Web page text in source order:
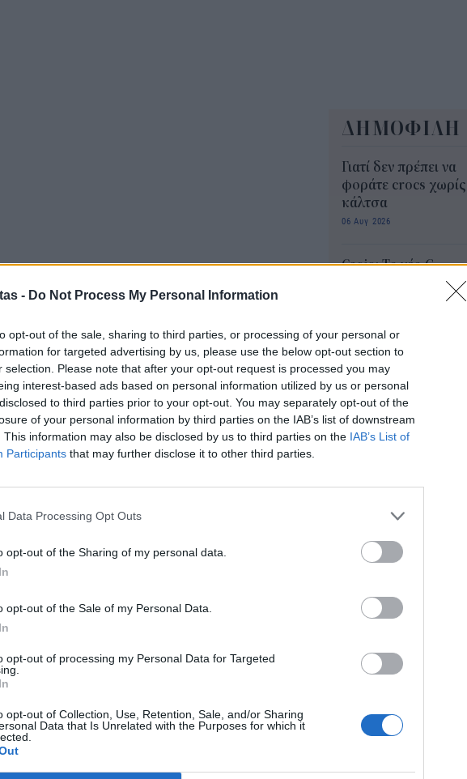
- Do Not Process My Personal Information
opt-out of the sale, sharing to third parties, or processing of your personal or
for targeted advertising by us, please use the below opt-out section to
selection. Please note that after your opt-out request is processed you may
interest-based ads based on personal information utilized by us or personal
to third parties prior to your opt-out. You may separately opt-out of the
of your personal information by third parties on the IAB’s list of downstream
This information may also be disclosed by us to third parties on the IAB’s List of
Participants that may further disclose it to other third parties.
Data Processing Opt Outs
opt-out of the Sharing of my personal data.
opt-out of the Sale of my Personal Data.
opt-out of processing my Personal Data for Targeted
opt-out of Collection, Use, Retention, Sale, and/or Sharing
Data that Is Unrelated with the Purposes for which it
υπέρ της ανατροπής του σχεδιασμού της
των κινητήρων εσωτερικής καύσης,
η ταξινόμηση των συγκεκριμένων οχημάτων
περίπου οι 50.000 θέσεις εργασίας
έννοια της υπερβολικής ρύθμισης έχει
Μιούλερ.
της εταιρίας κατασκευής
Καμιούλερ δήλωσε σήμερα στην
Παγκοσμίου Πολέμου η οικονομική
τόσο δραματική - ακόμη και ο κορονοϊός
σημερινή πραγματικότητα».
Google News
ΔΗΜΟΦΙΛΗ
Γιατί δεν πρέπει να
φοράτε crocs χωρίς
κάλτσα
06 Αυγ 2026
Casio: Το νέο G-
SHOCK Pokémon για
06 Αυγ 2026
Διορισμοί
εκπαιδευτικών 2026:
Πότε βγαίνουν τα
ονόματα και τι
ΑΣΕΠ 6Κ/2026:
Τελευταία μέρα για
315 μόνιμες
φορείς του
Δημοσίου ζητούν
διπλάσιο ποσό τέλος
Αυγούστου